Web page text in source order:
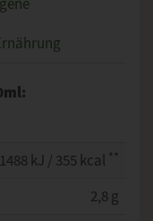
1488 kJ / 355 kcal **
2,8 g